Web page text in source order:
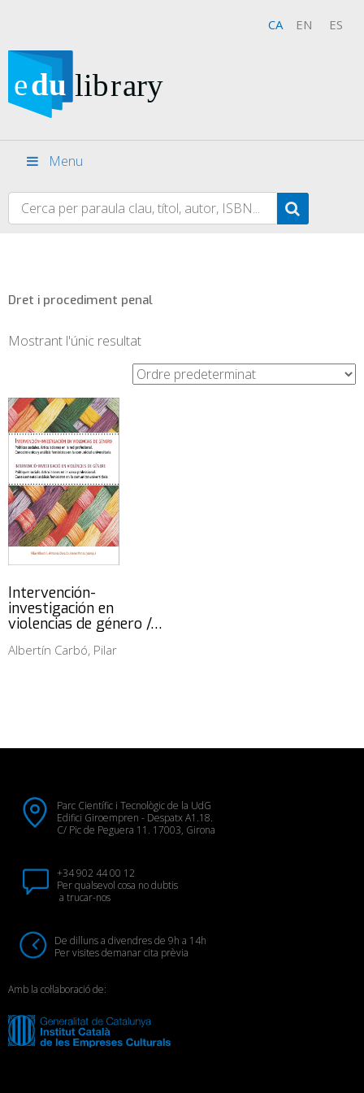
CA EN ES
Menu
Dret i procediment penal
Mostrant l'únic resultat
Intervención-
investigación en
violencias de género /…
Albertín Carbó, Pilar
Parc Científic i Tecnològic de la UdG
Edifici Giroempren - Despatx A1.18.
C/ Pic de Peguera 11. 17003, Girona
+34 902 44 00 12
Per qualsevol cosa no dubtis
a trucar-nos
De dilluns a divendres de 9h a 14h
Per visites demanar cita prèvia
Amb la col·laboració de: